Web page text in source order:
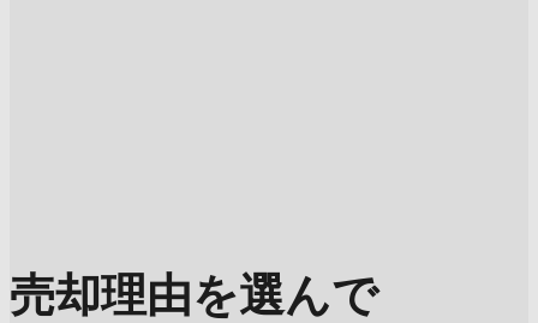
売却理由を選んで